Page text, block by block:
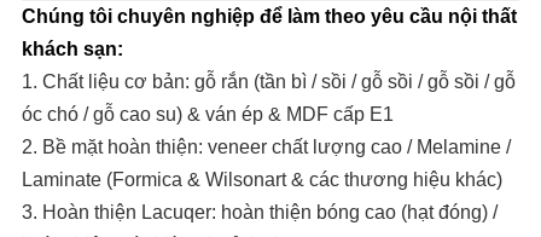
Chúng tôi chuyên nghiệp để làm theo yêu cầu nội thất
khách sạn:
1. Chất liệu cơ bản: gỗ rắn (tần bì / sồi / gỗ sồi / gỗ sồi / gỗ
óc chó / gỗ cao su) & ván ép & MDF cấp E1
2. Bề mặt hoàn thiện: veneer chất lượng cao / Melamine /
Laminate (Formica & Wilsonart & các thương hiệu khác)
3. Hoàn thiện Lacuqer: hoàn thiện bóng cao (hạt đóng) /